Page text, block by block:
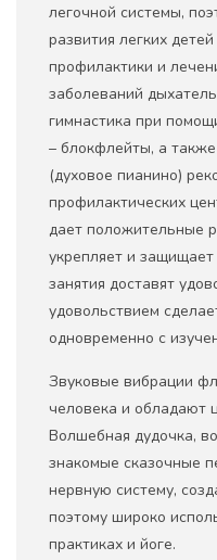
легочной системы,
развития легких
профилактики и
заболеваний
гимнастика при
– блокфлейты, а
(духовое пианино)
профилактических
дает положительные
укрепляет и
занятия доставят
удовольствием
одновременно с
Звуковые вибрации
человека и обладают
Волшебная дудочка,
знакомые сказочные
нервную систему,
поэтому широко
практиках и йоге.